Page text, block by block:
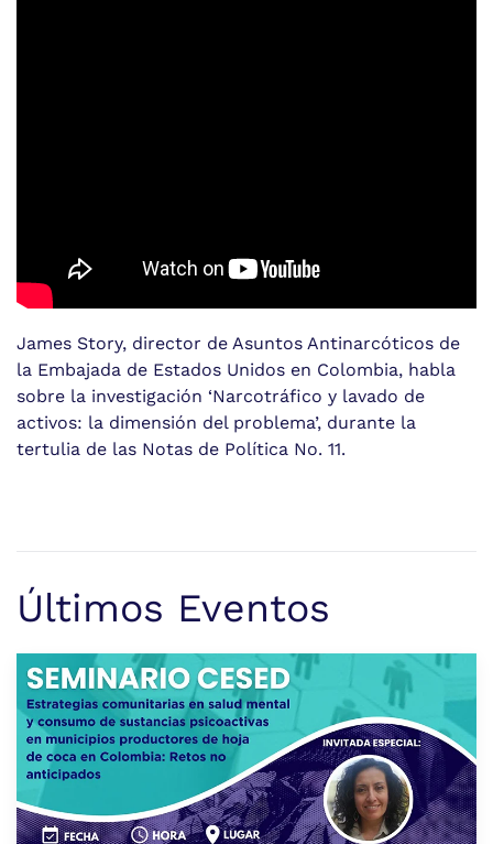
James Story, director de Asuntos Antinarcóticos de
la Embajada de Estados Unidos en Colombia, habla
sobre la investigación ‘Narcotráfico y lavado de
activos: la dimensión del problema’, durante la
tertulia de las Notas de Política No. 11.
Últimos Eventos